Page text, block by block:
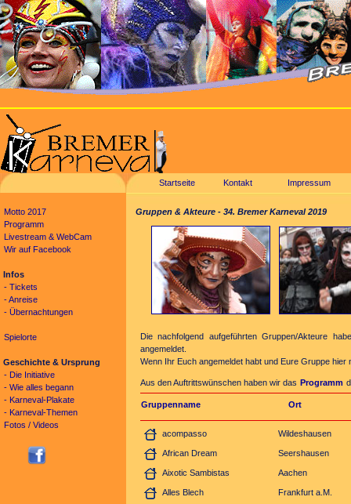
Startseite Kontakt Impressum
Motto 2017
Programm
Livestream & WebCam
Wir auf Facebook
Infos
- Tickets
- Anreise
- Übernachtungen
Spielorte
Geschichte & Ursprung
- Die Initiative
- Wie alles begann
- Karneval-Plakate
- Karneval-Themen
Fotos / Videos
Gruppen & Akteure - 34. Bremer Karneval 2019
Die nachfolgend aufgeführten Gruppen/Akteure
angemeldet.
Wenn Ihr Euch angemeldet habt und Eure Gruppe hier
Aus den Auftrittswünschen haben wir das Programm
Gruppenname Ort
acompasso Wildeshausen
African Dream Seershausen
Aixotic Sambistas Aachen
Alles Blech Frankfurt a.M.